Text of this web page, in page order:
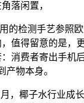
落闲置，
检测手艺参照
值得留意的是，
消费者寄出手机
物本身。
月，椰子水行业成